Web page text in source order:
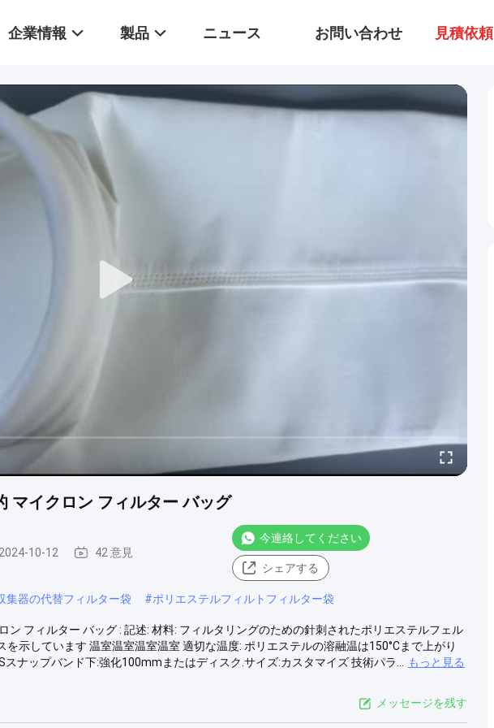
企業情報 製品 ニュース お問い合わせ 見積依頼
マイクロン フィルター バッグ
2024-10-12 42 意見
今連絡してください
シェアする
集器の代替フィルター袋 #ポリエステルフィルトフィルター袋
ン フィルター バッグ : 記述: 材料: フィルタリングのための針刺されたポリエステルフェル
を示しています 温室温室温室温室 適切な温度: ポリエステルの溶融温は150°Cまで上がり
ナップバンド下:強化100mmまたはディスク.サイズ:カスタマイズ 技術パラ...
もっと見る
メッセージを残す